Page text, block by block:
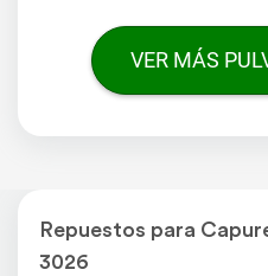
VER MÁS
Repuestos para
3026